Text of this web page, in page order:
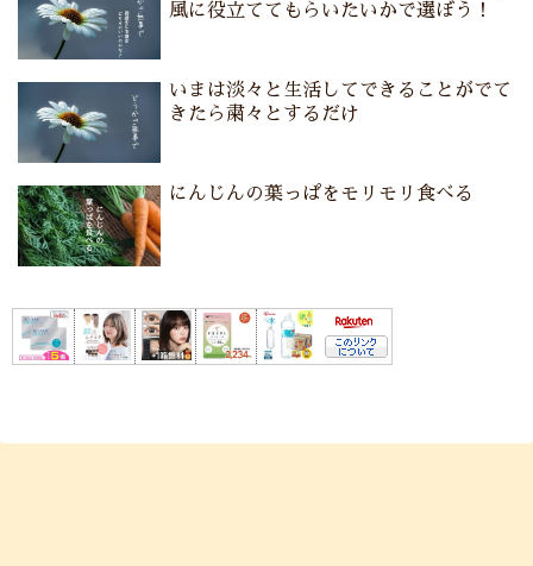
風に役立ててもらいたいかで選ぼう！
いまは淡々と生活してできることがでて
きたら粛々とするだけ
にんじんの葉っぱをモリモリ食べる